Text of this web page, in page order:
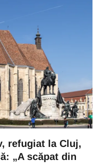
refugiat la Cluj,
„A scăpat din